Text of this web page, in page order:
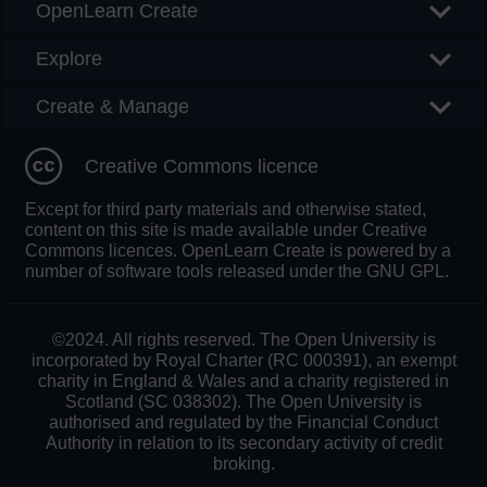
OpenLearn Create
Explore
Create & Manage
Creative Commons licence
Except for third party materials and otherwise stated,
content on this site is made available under Creative
Commons licences. OpenLearn Create is powered by a
number of software tools released under the GNU GPL.
©2024. All rights reserved. The Open University is
incorporated by Royal Charter (RC 000391), an exempt
charity in England & Wales and a charity registered in
Scotland (SC 038302). The Open University is
authorised and regulated by the Financial Conduct
Authority in relation to its secondary activity of credit
broking.